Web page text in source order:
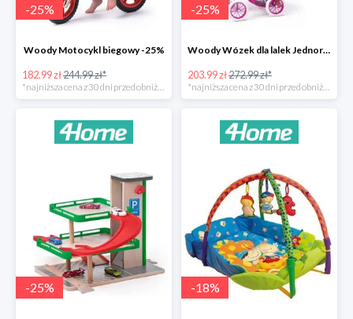
-25%
Woody Motocykl biegowy -25%
182.99 zł244.99 zł*
-25%
Woody Wózek dla lalek Jednorożec -25%
203.99 zł272.99 zł*
-25% -18%